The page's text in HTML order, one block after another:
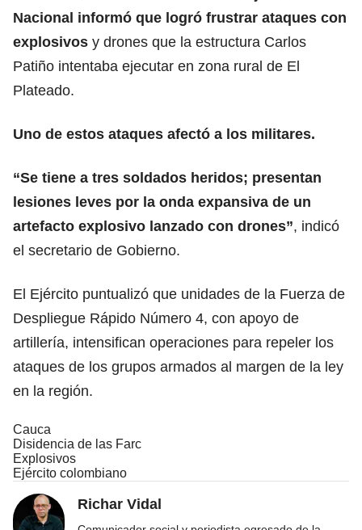
Nacional informó que logró frustrar ataques con
explosivos y drones que la estructura Carlos
Patiño intentaba ejecutar en zona rural de El
Plateado.
Uno de estos ataques afectó a los militares.
“Se tiene a tres soldados heridos; presentan
lesiones leves por la onda expansiva de un
artefacto explosivo lanzado con drones”, indicó
el secretario de Gobierno.
El Ejército puntualizó que unidades de la Fuerza de
Despliegue Rápido Número 4, con apoyo de
artillería, intensifican operaciones para repeler los
ataques de los grupos armados al margen de la ley
en la región.
Cauca
Disidencia de las Farc
Explosivos
Ejército colombiano
Richar Vidal